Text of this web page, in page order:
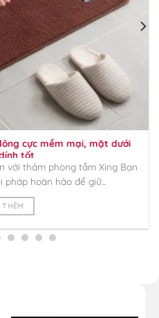
cực mềm mại, mặt dưới
tốt
với thảm phòng tắm Xing Bạn
hoàn hảo để giữ...
THÊM